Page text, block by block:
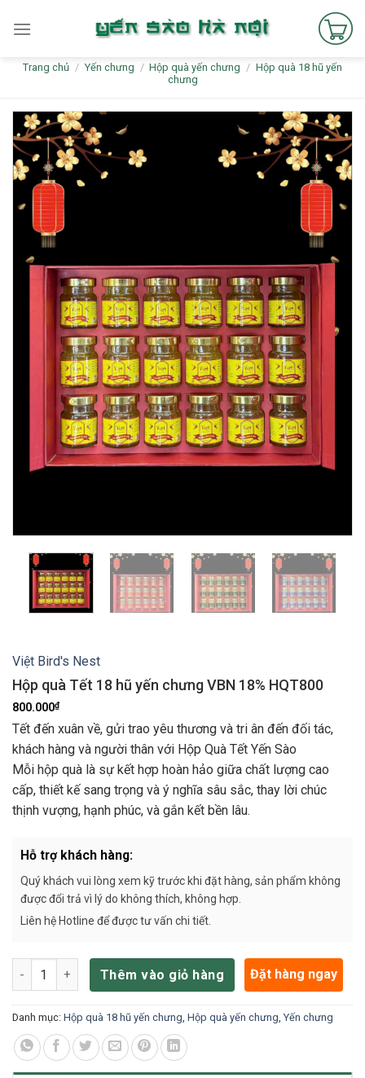
Trang chủ / Yến chưng / Hộp quà yến chưng / Hộp quà 18 hũ yến
chưng
Việt Bird's Nest
Hộp quà Tết 18 hũ yến chưng VBN 18% HQT800
800.000₫
Tết đến xuân về, gửi trao yêu thương và tri ân đến đối tác,
khách hàng và người thân với Hộp Quà Tết Yến Sào
Mỗi hộp quà là sự kết hợp hoàn hảo giữa chất lượng cao
cấp, thiết kế sang trọng và ý nghĩa sâu sắc, thay lời chúc
thịnh vượng, hạnh phúc, và gắn kết bền lâu.
Hỗ trợ khách hàng:
Quý khách vui lòng xem kỹ trước khi đặt hàng, sản phẩm không
được đổi trả vì lý do không thích, không hợp.
Liên hệ Hotline để được tư vấn chi tiết.
Hộp quà Tết 18 hũ yến chưng VBN 18% HQT800 số lượng
Thêm vào giỏ hàng Đặt hàng ngay
Danh mục: Hộp quà 18 hũ yến chưng, Hộp quà yến chưng, Yến chưng